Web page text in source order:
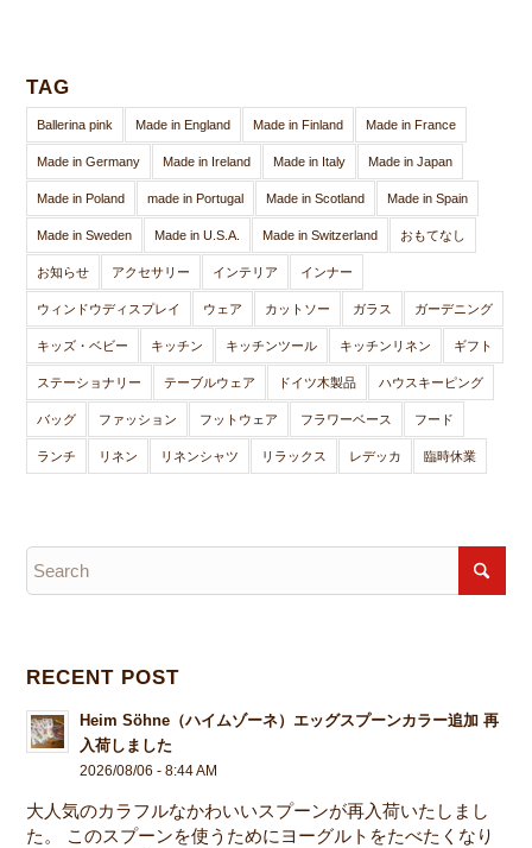
TAG
Ballerina pink Made in England Made in Finland Made in France
Made in Germany Made in Ireland Made in Italy Made in Japan
Made in Poland made in Portugal Made in Scotland Made in Spain
Made in Sweden Made in U.S.A. Made in Switzerland おもてなし
お知らせ アクセサリー インテリア インナー
ウィンドウディスプレイ ウェア カットソー ガラス ガーデニング
キッズ・ベビー キッチン キッチンツール キッチンリネン ギフト
ステーショナリー テーブルウェア ドイツ木製品 ハウスキーピング
バッグ ファッション フットウェア フラワーベース フード
ランチ リネン リネンシャツ リラックス レデッカ 臨時休業
RECENT POST
Heim Söhne（ハイムゾーネ）エッグスプーンカラー追加 再
入荷しました
2026/08/06 - 8:44 AM
大人気のカラフルなかわいいスプーンが再入荷いたしまし
た。 このスプーンを使うためにヨーグルトをたべたくなり